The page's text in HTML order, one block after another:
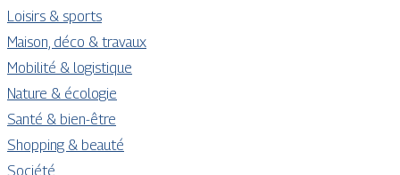
Loisirs & sports
Maison, déco & travaux
Mobilité & logistique
Nature & écologie
Santé & bien-être
Shopping & beauté
Société